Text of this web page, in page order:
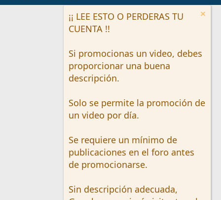
¡¡ LEE ESTO O PERDERAS TU
CUENTA !!
Si promocionas un video, debes
proporcionar una buena
descripción.
Solo se permite la promoción de
un video por día.
Se requiere un mínimo de
publicaciones en el foro antes
de promocionarse.
Sin descripción adecuada,